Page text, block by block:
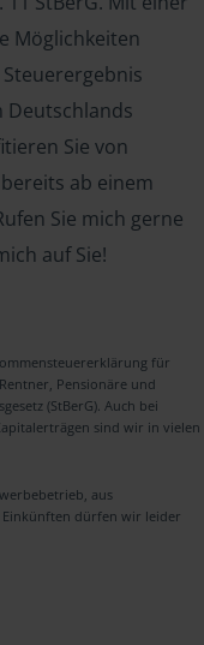
Möglichkeiten
Deutschlands
Sie von
ab einem
Sie mich gerne
auf Sie!
für
Pensionäre und
(StBerG). Auch bei
sind wir in vielen
aus
Einkünften dürfen wir leider